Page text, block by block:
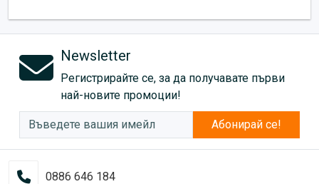
Newsletter
Регистрирайте се, за да получавате първи
най-новите промоции!
Абонирай се!
0886 646 184